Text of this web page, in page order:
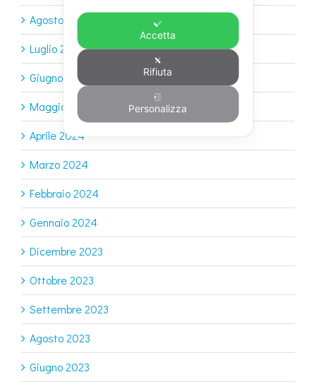
Agosto 2024
Luglio 2024
Giugno 2024
Maggio 2024
Aprile 2024
Marzo 2024
Febbraio 2024
Gennaio 2024
Dicembre 2023
Ottobre 2023
Settembre 2023
Agosto 2023
Giugno 2023
Accetta
Rifiuta
Personalizza